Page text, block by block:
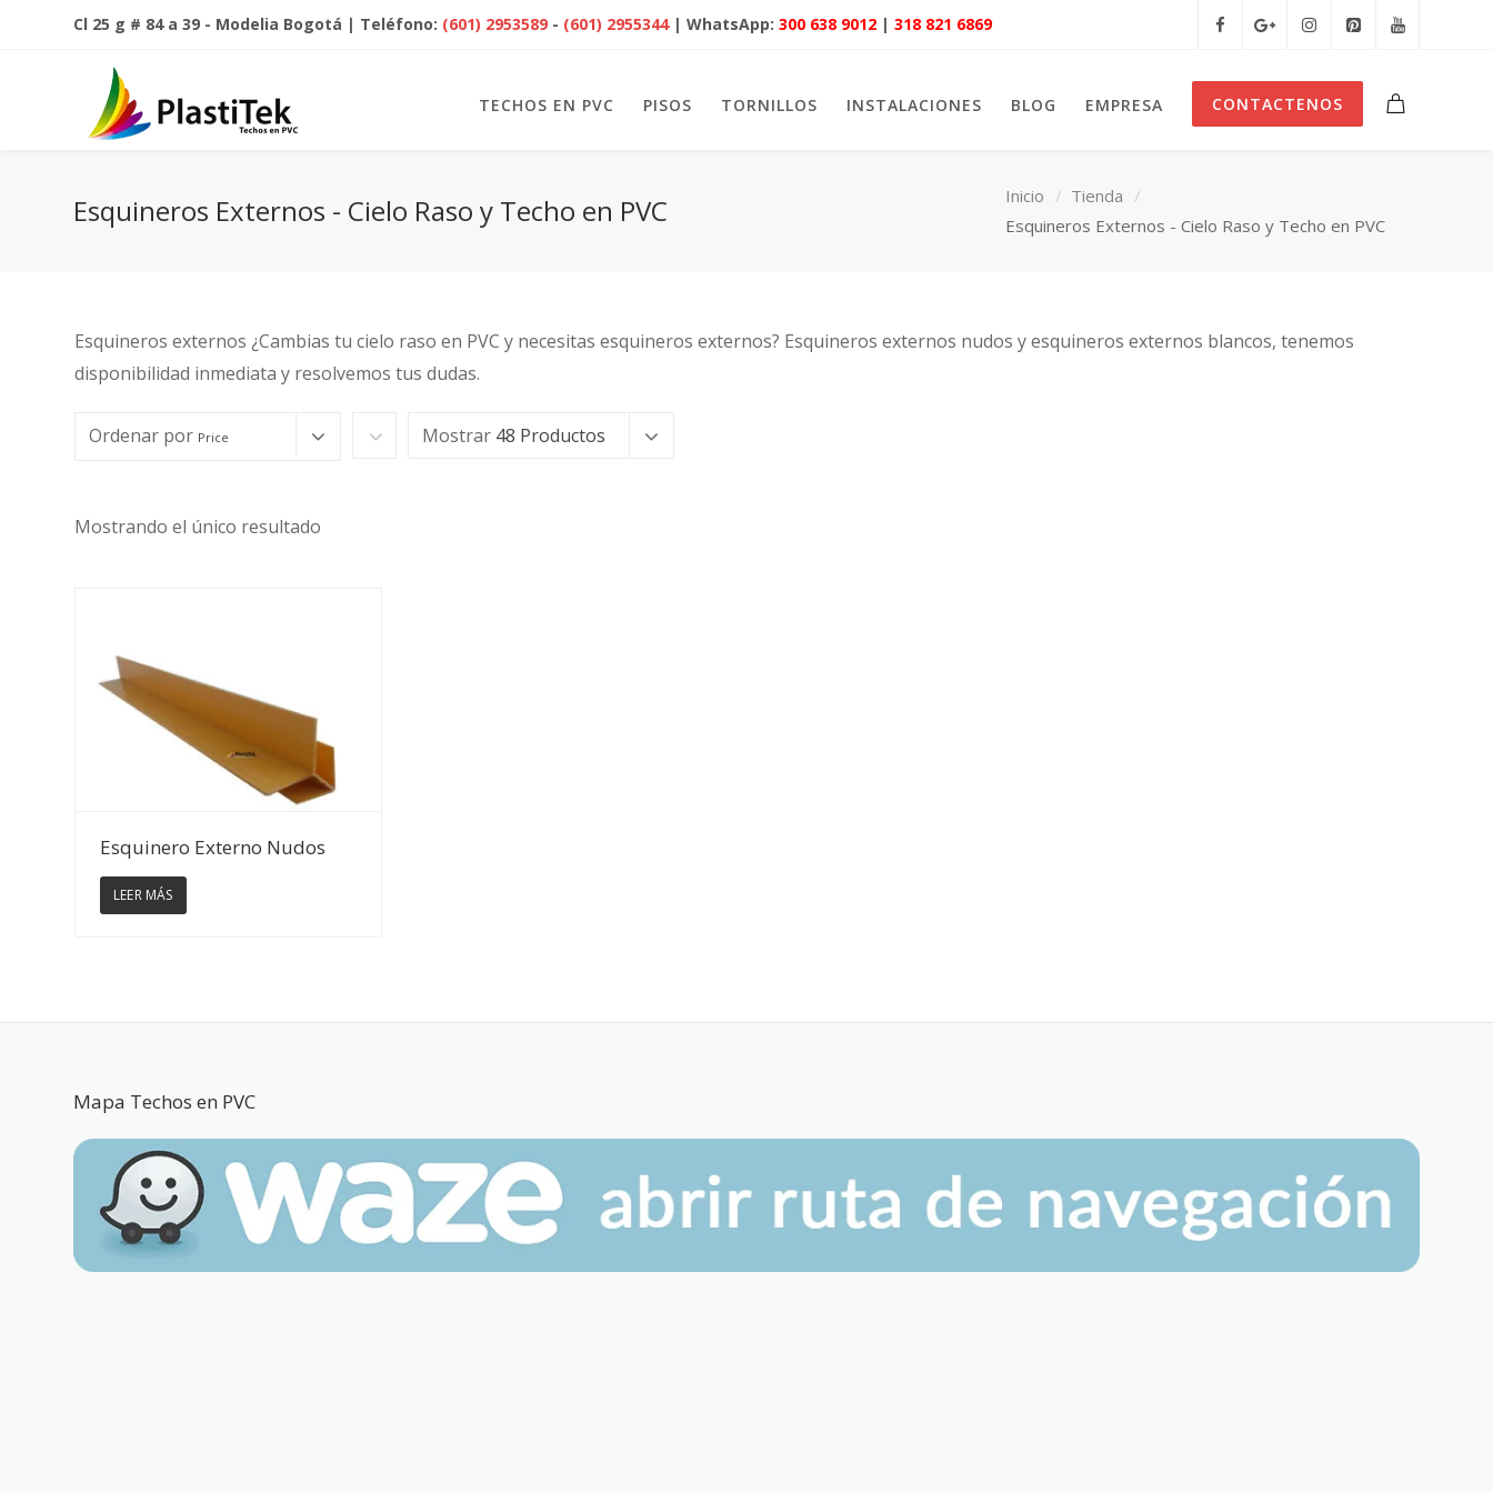
Cl 25 g # 84 a 39 - Modelia Bogotá | Teléfono: (601) 2953589 - (601) 2955344 | WhatsApp:300 638 9012 |318 821 6869
TECHOS EN PVC PISOS TORNILLOS INSTALACIONES BLOG EMPRESA CONTACTENOS
Esquineros Externos - Cielo Raso y Techo en PVC Inicio
Tienda
Esquineros Externos - Cielo Raso y Techo en PVC
Esquineros externos ¿Cambias tu cielo raso en PVC y necesitas esquineros externos? Esquineros externos nudos y esquineros externos blancos, tenemos
disponibilidad inmediata y resolvemos tus dudas.
Ordenar por Price Mostrar 48 Productos
Mostrando el único resultado
Ver Detalles
Esquinero Externo Nudos
LEER MÁS
Mapa Techos en PVC